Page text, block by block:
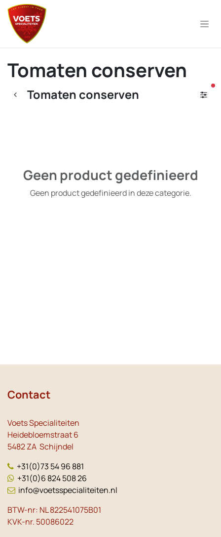
Overslaan naar inhoud
Tomaten conserven
Tomaten conserven
Geen product gedefinieerd
Geen product gedefinieerd in deze categorie.
Contact
Voets Specialiteiten
Heidebloemstraat 6
5482 ZA Schijndel
+31(0)73 54 96 881
+31(0)6 824 508 26
info@voetsspecialiteiten.nl
BTW-nr: NL 822541075B01
KVK-nr. 50086022